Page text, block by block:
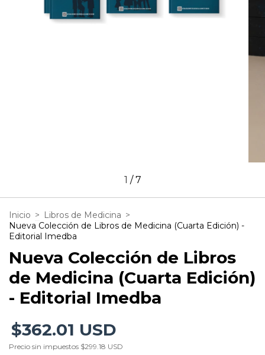
1 /7
Inicio > Libros de Medicina >
Nueva Colección de Libros de Medicina (Cuarta Edición) -
Editorial Imedba
Nueva Colección de Libros
de Medicina (Cuarta Edición)
- Editorial Imedba
$362.01 USD
Precio sin impuestos $299.18 USD